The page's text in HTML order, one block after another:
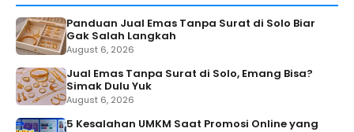
Panduan Jual Emas Tanpa Surat di Solo Biar
Gak Salah Langkah
August 6, 2026
Jual Emas Tanpa Surat di Solo, Emang Bisa?
Simak Dulu Yuk
August 6, 2026
5 Kesalahan UMKM Saat Promosi Online yang